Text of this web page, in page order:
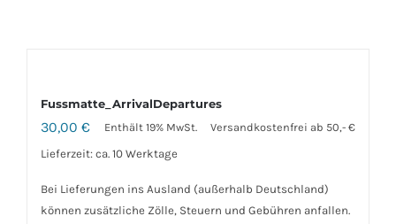
Fussmatte_ArrivalDepartures
30,00 € Enthält 19% MwSt.
Versandkostenfrei ab 50,- €
Lieferzeit: ca. 10 Werktage
Bei Lieferungen ins Ausland (außerhalb Deutschland)
können zusätzliche Zölle, Steuern und Gebühren anfallen.